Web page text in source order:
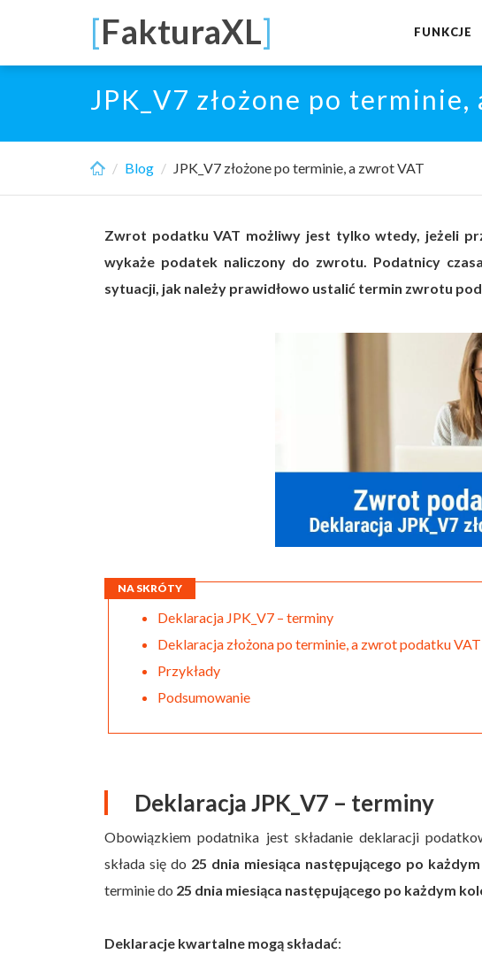
main
[FakturaXL] FUNKCJE
JPK_V7 złożone po terminie,
Blog JPK_V7 złożone po terminie, a zwrot VAT
Zwrot podatku VAT możliwy jest tylko wtedy, jeżeli
wykaże podatek naliczony do zwrotu. Podatnicy
sytuacji, jak należy prawidłowo ustalić termin zwrotu
NA SKRÓTY
Deklaracja JPK_V7 – terminy
Deklaracja złożona po terminie, a zwrot podatku
Przykłady
Podsumowanie
Deklaracja JPK_V7 – terminy
Obowiązkiem podatnika jest składanie deklaracji
składa się do 25 dnia miesiąca następującego po
terminie do 25 dnia miesiąca następującego po każdym
Deklaracje kwartalne mogą składać: